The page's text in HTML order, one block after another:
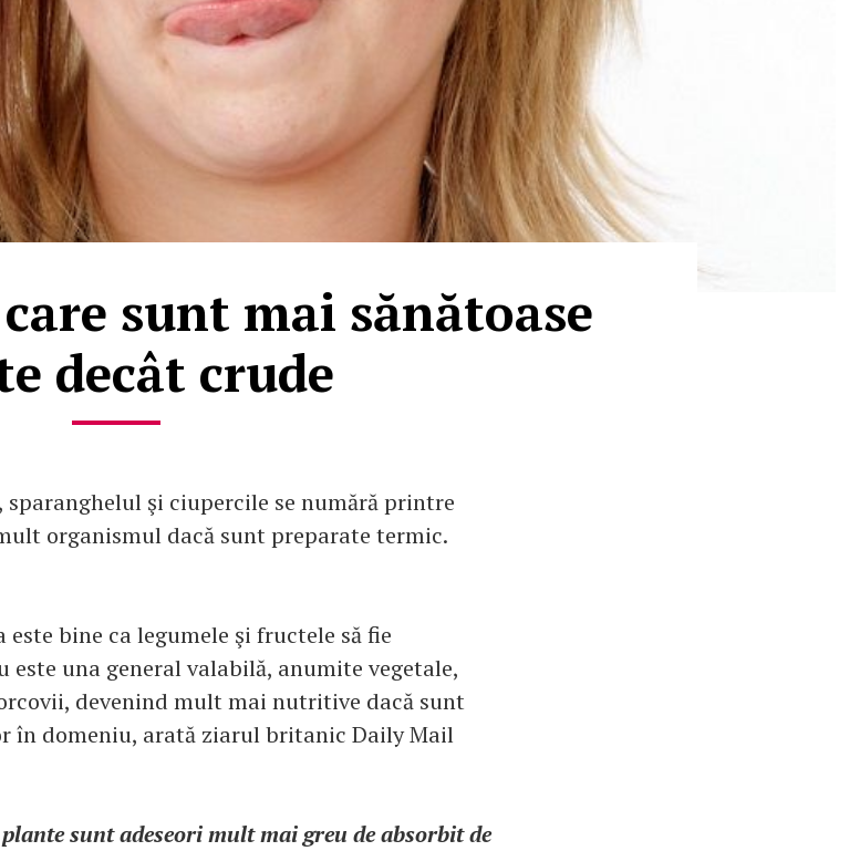
sunt mai sănătoase
decât crude
şi ciupercile se numără printre
organismul dacă sunt preparate termic.
bine ca legumele şi fructele să fie
este una general valabilă, anumite vegetale,
devenind mult mai nutritive dacă sunt
în domeniu, arată ziarul britanic Daily Mail
sunt adeseori mult mai greu de absorbit de